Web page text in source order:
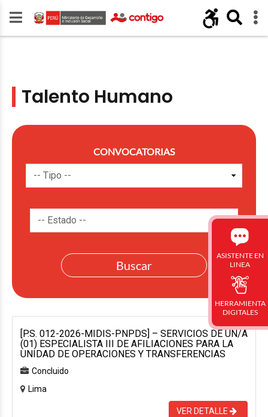
Talento Humano
CONVOCATORIAS
[P.S. 012-2026-MIDIS-PNPDS] – SERVICIOS DE UN/A
(01) ESPECIALISTA III DE AFILIACIONES PARA LA
UNIDAD DE OPERACIONES Y TRANSFERENCIAS
Concluido
Lima
VER DETALLE
ASISTENTE EN
LINEA
HERRAMIENTA
DIGITALES